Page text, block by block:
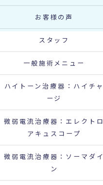
お客様の声
スタッフ
一般施術メニュー
ハイトーン治療器：ハイチャ
ージ
微弱電流治療器：エレクトロ
アキュスコープ
微弱電流治療器：ソーマダイ
ン